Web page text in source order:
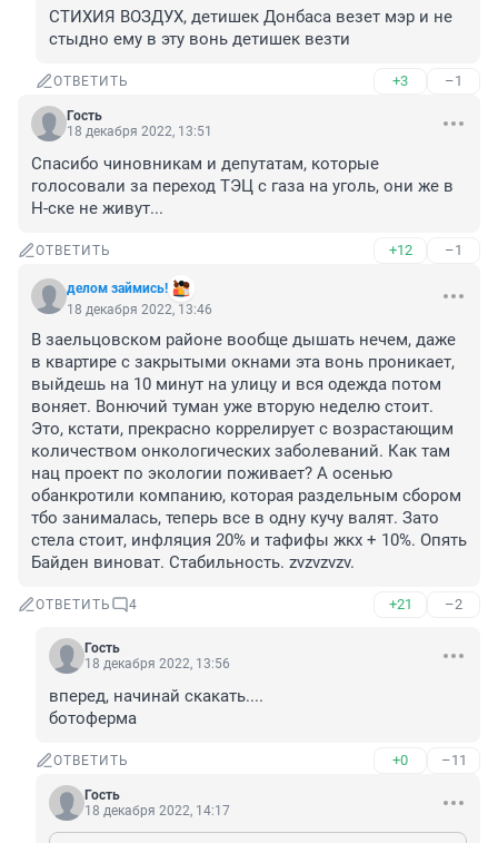
СТИХИЯ ВОЗДУХ, детишек Донбаса везет мэр и не
стыдно ему в эту вонь детишек везти
ОТВЕТИТЬ +3 –1
Гость
18 декабря 2022, 13:51
Спасибо чиновникам и депутатам, которые
голосовали за переход ТЭЦ с газа на уголь, они же в
Н-ске не живут...
ОТВЕТИТЬ +12 –1
делом займись!
18 декабря 2022, 13:46
В заельцовском районе вообще дышать нечем, даже
в квартире с закрытыми окнами эта вонь проникает,
выйдешь на 10 минут на улицу и вся одежда потом
воняет. Вонючий туман уже вторую неделю стоит.
Это, кстати, прекрасно коррелирует с возрастающим
количеством онкологических заболеваний. Как там
нац проект по экологии поживает? А осенью
обанкротили компанию, которая раздельным сбором
тбо занималась, теперь все в одну кучу валят. Зато
стела стоит, инфляция 20% и тафифы жкх + 10%. Опять
Байден виноват. Стабильность. zvzvzvzv.
ОТВЕТИТЬ 4 +21 –2
Гость
18 декабря 2022, 13:56
вперед, начинай скакать....
ботоферма
ОТВЕТИТЬ +0 –11
Гость
18 декабря 2022, 14:17